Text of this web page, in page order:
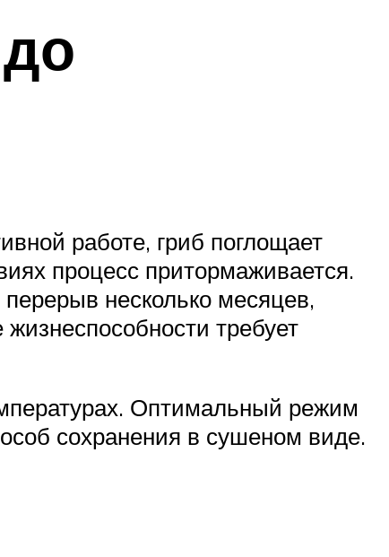
работе, гриб поглощает
процесс притормаживается.
несколько месяцев,
требует
Оптимальный режим
сохранения в сушеном виде.